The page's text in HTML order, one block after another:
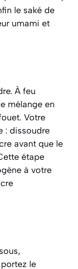
le saké de
umami et
À feu
mélange en
Votre
: dissoudre
avant que le
étape
à votre
le